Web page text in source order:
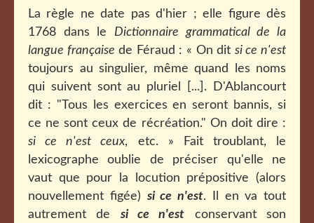
La règle ne date pas d'hier ; elle figure dès
1768 dans le Dictionnaire grammatical de la
langue française de Féraud : « On dit si ce n'est
toujours au singulier, même quand les noms
qui suivent sont au pluriel [...]. D'Ablancourt
dit : "Tous les exercices en seront bannis, si
ce ne sont ceux de récréation." On doit dire :
si ce n'est ceux, etc. » Fait troublant, le
lexicographe oublie de préciser qu'elle ne
vaut que pour la locution prépositive (alors
nouvellement figée) si ce n'est. Il en va tout
autrement de si ce n'est conservant son